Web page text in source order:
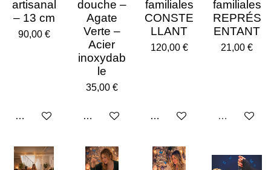
artisanal
– 13 cm
90,00 €
Ajouter au panier
douche –
Agate
Verte –
Acier
inoxydab
le
35,00 €
Ajouter au panier
familiales
CONSTE
LLANT
120,00 €
Ajouter au panier
familiales
REPRÉS
ENTANT
21,00 €
Épuisé